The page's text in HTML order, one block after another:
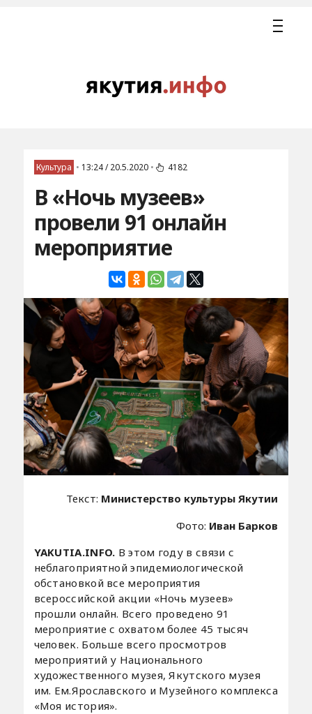
Культура • 13:24 / 20.5.2020 • 4182
В «Ночь музеев»
провели 91 онлайн
мероприятие
Текст: Министерство культуры Якутии
Фото: Иван Барков
YAKUTIA.INFO. В этом году в связи с
неблагоприятной эпидемиологической
обстановкой все мероприятия
всероссийской акции «Ночь музеев»
прошли онлайн. Всего проведено 91
мероприятие с охватом более 45 тысяч
человек. Больше всего просмотров
мероприятий у Национального
художественного музея, Якутского музея
им. Ем.Ярославского и Музейного комплекса
«Моя история».